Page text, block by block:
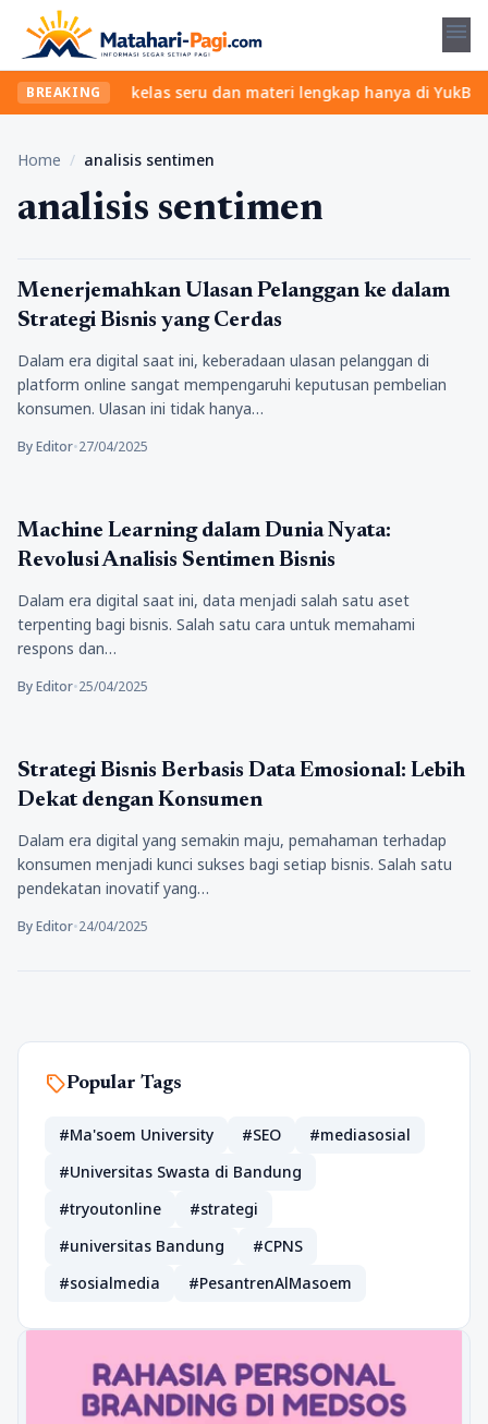
menu
BREAKING
Temukan kelas seru dan materi lengkap hanya di
Home / analisis sentimen
analisis sentimen
Tekno
Menerjemahkan Ulasan Pelanggan ke dalam
Strategi Bisnis yang Cerdas
Dalam era digital saat ini, keberadaan ulasan pelanggan di
platform online sangat mempengaruhi keputusan pembelian
konsumen. Ulasan ini tidak hanya…
By Editor•27/04/2025
Tekno
Machine Learning dalam Dunia Nyata:
Revolusi Analisis Sentimen Bisnis
Dalam era digital saat ini, data menjadi salah satu aset
terpenting bagi bisnis. Salah satu cara untuk memahami
respons dan…
By Editor•25/04/2025
Tekno
Strategi Bisnis Berbasis Data Emosional: Lebih
Dekat dengan Konsumen
Dalam era digital yang semakin maju, pemahaman terhadap
konsumen menjadi kunci sukses bagi setiap bisnis. Salah satu
pendekatan inovatif yang…
By Editor•24/04/2025
sellPopular Tags
#Ma'soem University #SEO
#mediasosial
#Universitas Swasta di Bandung
#tryoutonline
#strategi
#universitas Bandung
#CPNS
#sosialmedia
#PesantrenAlMasoem